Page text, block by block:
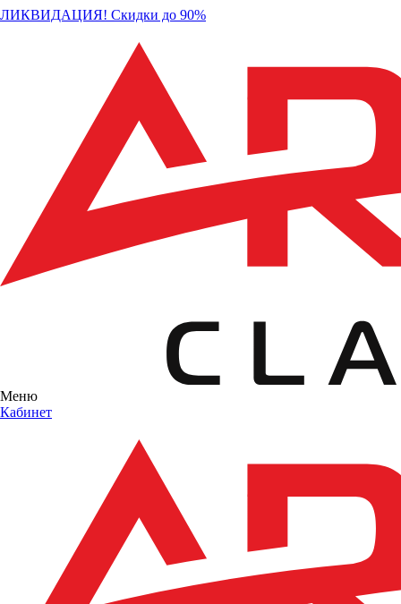
ЛИКВИДАЦИЯ! Скидки до 90%
Меню
Кабинет